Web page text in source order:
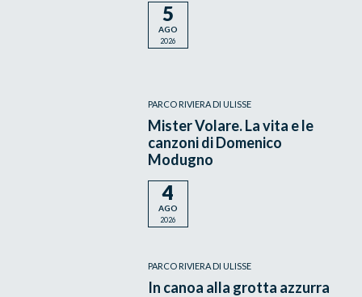
5
AGO
2026
PARCO RIVIERA DI ULISSE
Mister Volare. La vita e le
canzoni di Domenico
Modugno
4
AGO
2026
PARCO RIVIERA DI ULISSE
In canoa alla grotta azzurra